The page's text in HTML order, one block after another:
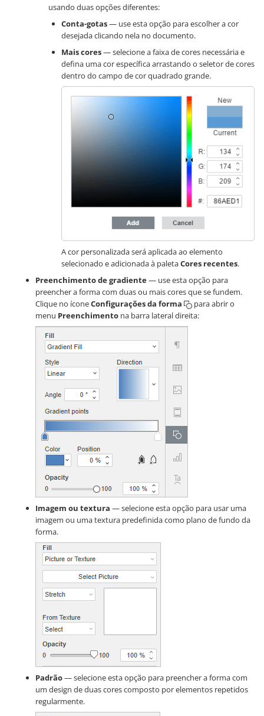
usando duas opções diferentes:
Conta-gotas— use esta opção para escolher a cor
desejada clicando nela no documento.
Mais cores— selecione a faixa de cores necessária e
defina uma cor específica arrastando o seletor de cores
dentro do campo de cor quadrado grande.
A cor personalizada será aplicada ao elemento
selecionado e adicionada à paletaCores recentes.
Preenchimento de gradiente— use esta opção para
preencher a forma com duas ou mais cores que se fundem.
Clique no íconeConfigurações da forma
para abrir o
menu Preenchimento na barra lateral direita:
Imagem ou textura — selecione esta opção para usar uma
imagem ou uma textura predefinida como plano de fundo da
forma.
Padrão— selecione esta opção para preencher a forma com
um design de duas cores composto por elementos repetidos
regularmente.